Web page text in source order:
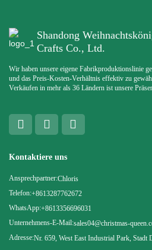
Shandong
Crafts Co., Ltd.
Wir haben unsere eigene Fabrikproduktionslinie
und das Preis-Kosten-Verhältnis effektiv zu
Verkäufen in mehr als 36 Ländern ist unsere
Kontaktiere uns
Ansprechpartner:Chloris
Telefon:+8613287762672
WhatsApp:+8613356696031
Unternehmens-E-Mail:sales04@christmas-
Adresse:Nr. 659, West East Industrial Park, Stadt